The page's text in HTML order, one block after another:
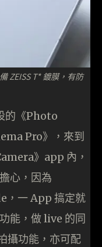
ZEISS T* 鍍膜，有防
的《Photo
Pro》，來到
》app 內，
心，因為
，一 App 搞定就
能，做 live 的同
攝功能，亦可配